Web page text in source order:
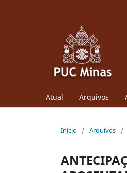
Atual Arquivos
Início / Arquivos /